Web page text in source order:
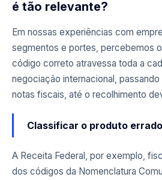
é tão relevante?
Em nossas experiências com
segmentos e portes, percebemos
código correto atravessa toda a
negociação internacional,
notas fiscais, até o recolhimento
Classificar o produto
A Receita Federal, por exemplo,
dos códigos da Nomenclatura